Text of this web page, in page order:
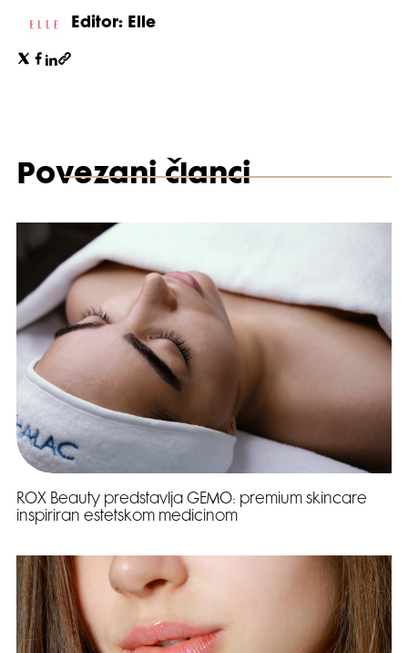
Editor: Elle
Povezani članci
ROX Beauty predstavlja GEMO: premium skincare
inspiriran estetskom medicinom